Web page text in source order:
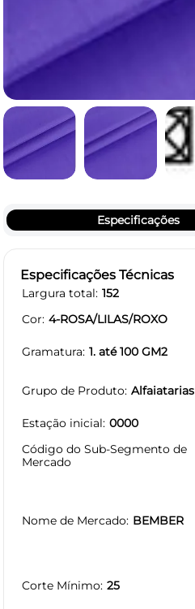
Especificações
Especificações Técnicas
Largura total 152
Cor 4-ROSA/LILAS/ROXO
Gramatura 1. até 100 GM2
Grupo de Produto Alfaiatarias
Estação inicial 0000
Código do Sub-Segmento de
Mercado
Nome de Mercado BEMBER
Corte Mínimo 25